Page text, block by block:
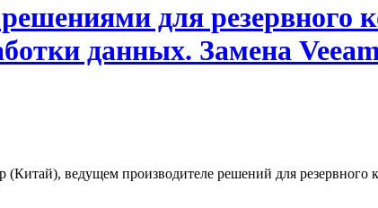
для резервного
данных. Замена
ведущем производителе решений для резервного